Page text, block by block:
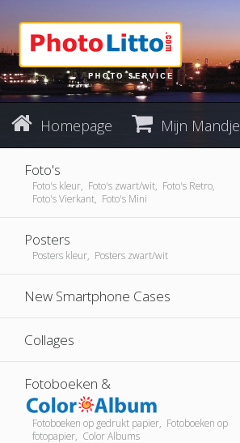
Homepage Mijn Mandje
Foto's
Foto's kleur, Foto's zwart/wit, Foto's Retro,
Foto's Vierkant, Foto's Mini
Posters
Posters kleur, Posters zwart/wit
New Smartphone Cases
Collages
Fotoboeken &
Fotoboeken op gedrukt papier, Fotoboeken op
fotopapier, Color Albums